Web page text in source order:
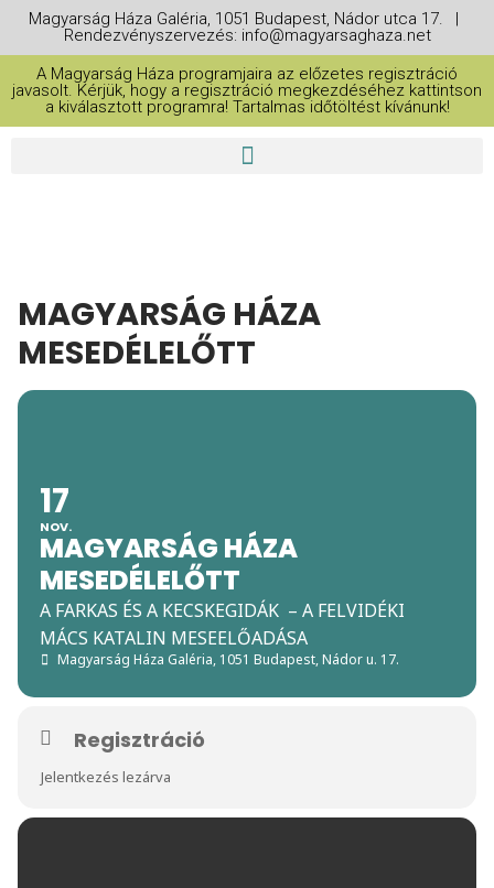
Magyarság Háza Galéria, 1051 Budapest, Nádor utca 17. |
Rendezvényszervezés: info@magyarsaghaza.net
A Magyarság Háza programjaira az előzetes regisztráció
javasolt. Kérjük, hogy a regisztráció megkezdéséhez kattintson
a kiválasztott programra! Tartalmas időtöltést kívánunk!
MAGYARSÁG HÁZA
MESEDÉLELŐTT
17
NOV.
MAGYARSÁG HÁZA
MESEDÉLELŐTT
A FARKAS ÉS A KECSKEGIDÁK – A FELVIDÉKI
MÁCS KATALIN MESEELŐADÁSA
Magyarság Háza Galéria, 1051 Budapest, Nádor u. 17.
Regisztráció
Jelentkezés lezárva